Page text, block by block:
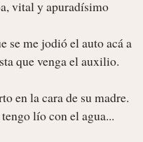
que venga el auxilio.
lío con el agua...